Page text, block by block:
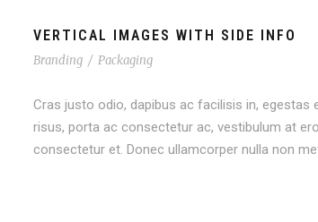
VERTICAL IMAGES WITH SIDE INFO
Branding / Packaging
Cras justo odio, dapibus ac facilisis in, egestas
risus, porta ac consectetur ac, vestibulum at
consectetur et. Donec ullamcorper nulla non